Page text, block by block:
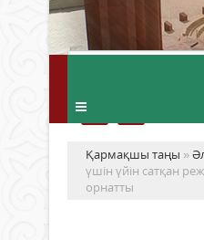
Қармақшы таңы »
үшін үйін сатқан
орнатты